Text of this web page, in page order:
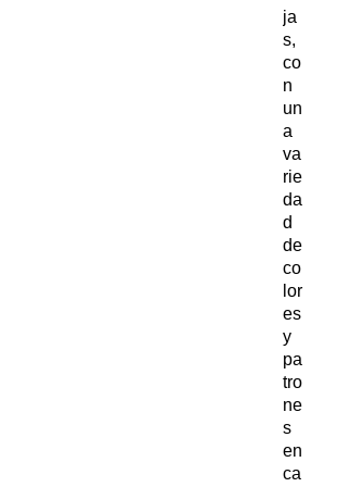
ja
s,
co
n
un
a
va
rie
da
d
de
co
lor
es
y
pa
tro
ne
s
en
ca